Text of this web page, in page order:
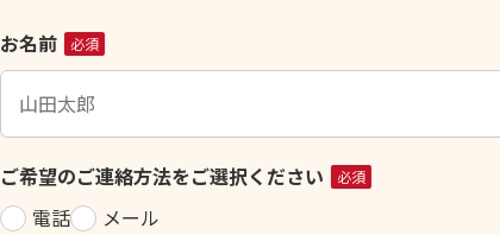
こ
の
ィ
ー
ル
ド
お名前 必須
ご希望のご連絡方法をご選択ください 必須
電話
メール